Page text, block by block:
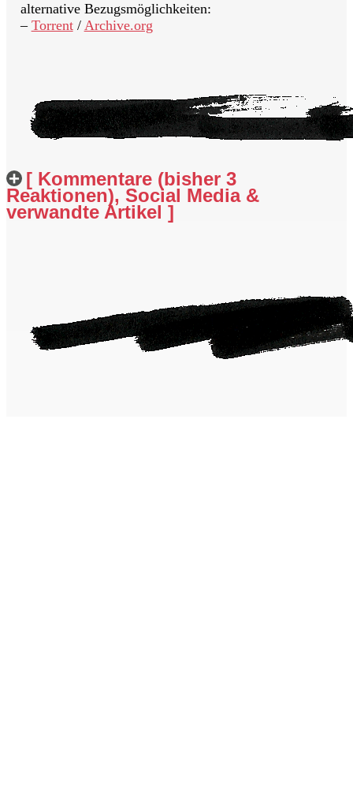
alternative Bezugsmöglichkeiten:
– Torrent/ Archive.org
[ Kommentare (bisher 3
Reaktionen), Social Media &
verwandte Artikel ]